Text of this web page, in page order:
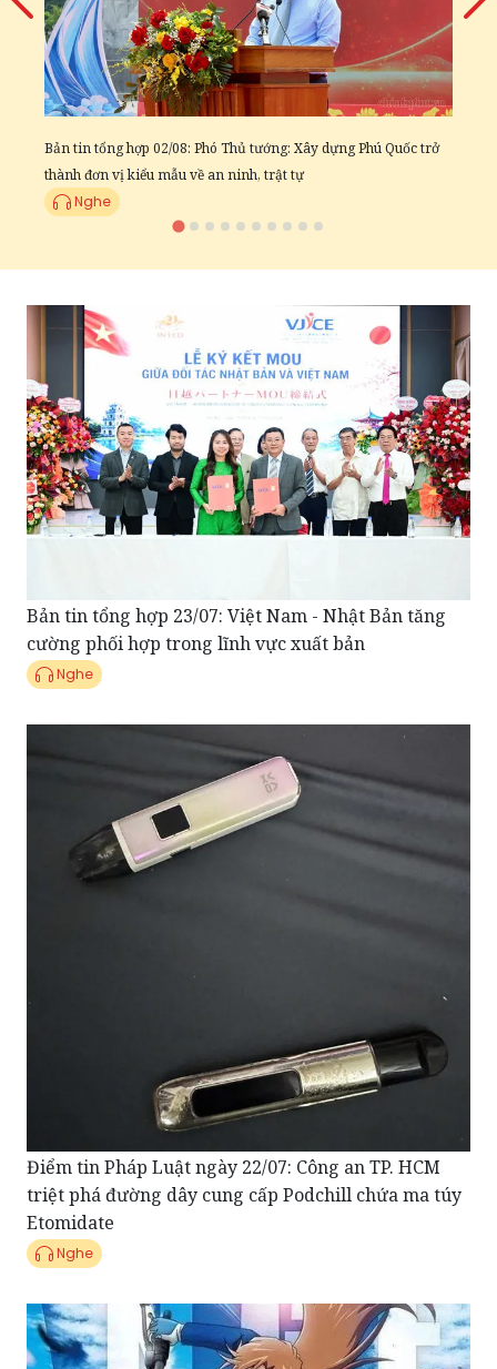
Bản tin tổng hợp 02/08: Phó Thủ tướng: Xây dựng Phú Quốc trở
thành đơn vị kiểu mẫu về an ninh, trật tự
Nghe
Nghe
Điểm tin Pháp Luật ngày 22/07: Công an TP. HCM
triệt phá đường dây cung cấp Podchill chứa ma túy
Etomidate
Nghe